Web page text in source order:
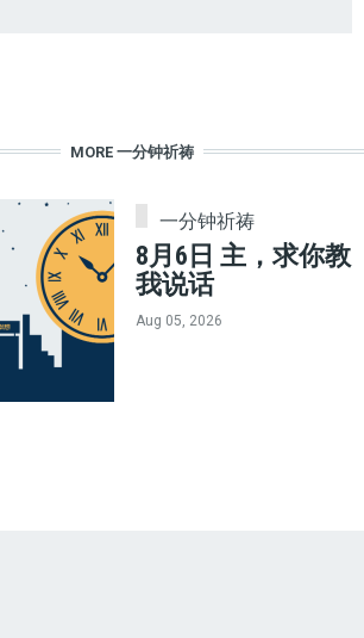
MORE 一分钟祈祷
一分钟祈祷
8月6日 主，求你教
我说话
Aug 05, 2026